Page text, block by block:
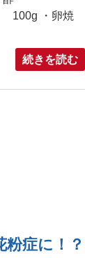
・卵焼
続きを読む
症に！？